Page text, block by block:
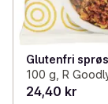
Glutenfri
100 g, R
24,40 kr